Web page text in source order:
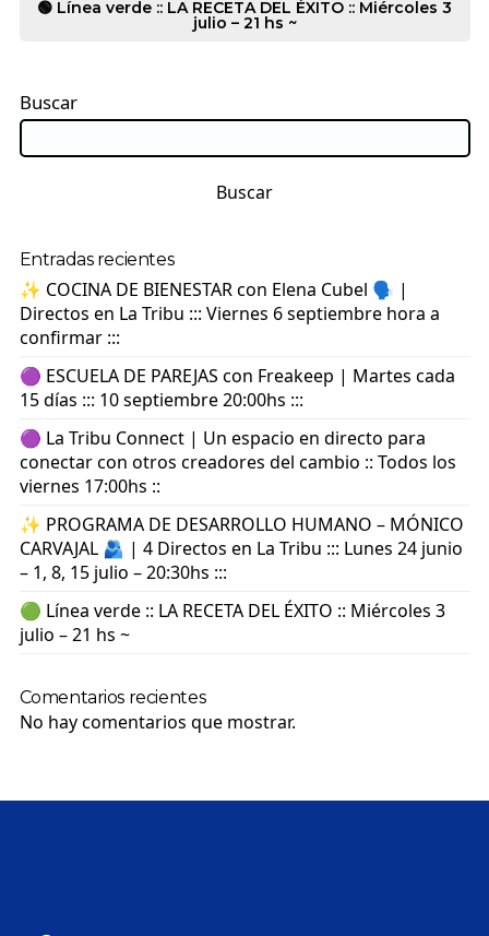
🟢 Línea verde :: LA RECETA DEL ÉXITO :: Miércoles 3
julio – 21 hs ~
Buscar
Buscar
Entradas recientes
✨ COCINA DE BIENESTAR con Elena Cubel 🗣️ |
Directos en La Tribu ::: Viernes 6 septiembre hora a
confirmar :::
🟣 ESCUELA DE PAREJAS con Freakeep | Martes cada
15 días ::: 10 septiembre 20:00hs :::
🟣 La Tribu Connect | Un espacio en directo para
conectar con otros creadores del cambio :: Todos los
viernes 17:00hs ::
✨ PROGRAMA DE DESARROLLO HUMANO – MÓNICO
CARVAJAL 🫂 | 4 Directos en La Tribu ::: Lunes 24 junio
– 1, 8, 15 julio – 20:30hs :::
🟢 Línea verde :: LA RECETA DEL ÉXITO :: Miércoles 3
julio – 21 hs ~
Comentarios recientes
No hay comentarios que mostrar.